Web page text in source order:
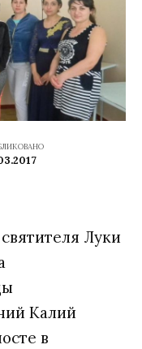
Луки
Калий
в